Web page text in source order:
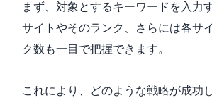
まず、対象とするキーワードを入力
サイトやそのランク、さらには各サ
ク数も一目で把握できます。
これにより、どのような戦略が成功